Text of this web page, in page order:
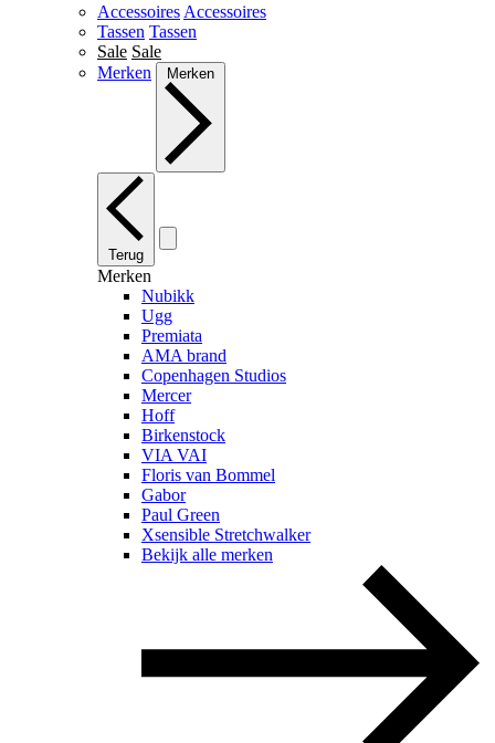
Accessoires Accessoires
Tassen Tassen
Sale Sale
Merken
Merken
Terug
Merken
Nubikk
Ugg
Premiata
AMA brand
Copenhagen Studios
Mercer
Hoff
Birkenstock
VIA VAI
Floris van Bommel
Gabor
Paul Green
Xsensible Stretchwalker
Bekijk alle merken